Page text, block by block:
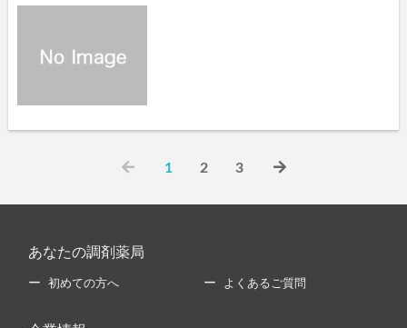
1 2 3
あなたの調剤薬局
初めての方へ よくあるご質問